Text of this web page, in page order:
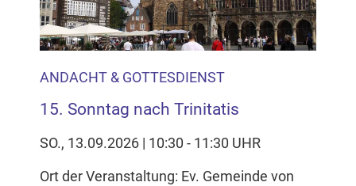
ANDACHT & GOTTESDIENST
15. Sonntag nach Trinitatis
SO., 13.09.2026 | 10:30 - 11:30 UHR
Ort der Veranstaltung: Ev. Gemeinde von